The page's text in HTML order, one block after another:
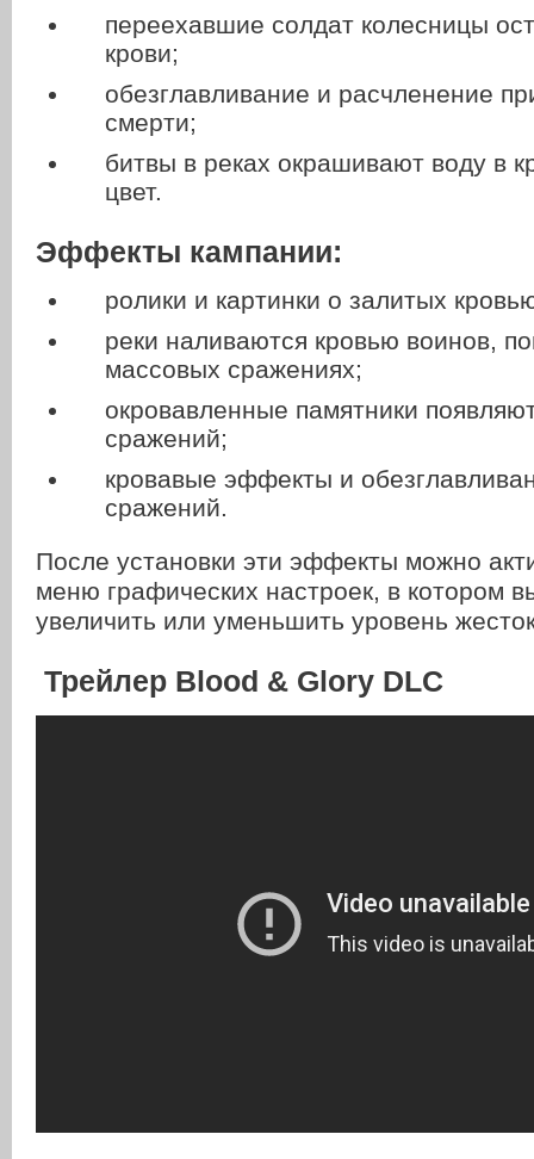
переехавшие солдат колесницы
крови;
обезглавливание и расчленение
смерти;
битвы в реках окрашивают воду в
цвет.
Эффекты кампании:
ролики и картинки о залитых
реки наливаются кровью воинов,
массовых сражениях;
окровавленные памятники
сражений;
кровавые эффекты и
сражений.
После установки эти эффекты можно
меню графических настроек, в котором
увеличить или уменьшить уровень
Трейлер Blood & Glory DLC